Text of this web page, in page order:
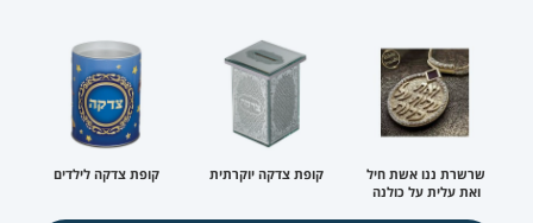
שרשרת ננו אשת חיל
ואת עלית על כולנה
קופת צדקה יוקרתית קופת צדקה לילדים